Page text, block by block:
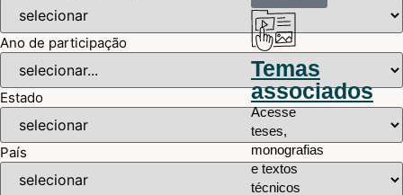
Temas
associados
Acesse
teses,
monografias
e textos
técnicos
Ano de participação
Estado
País